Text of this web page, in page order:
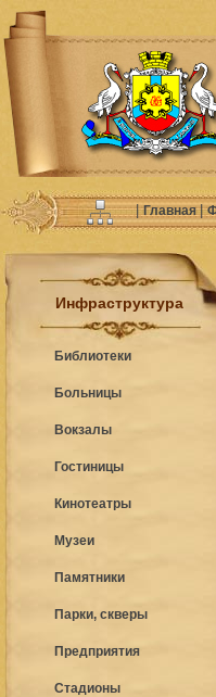
|Главная|
Инфраструктура
Библиотеки
Больницы
Вокзалы
Гостиницы
Кинотеатры
Музеи
Памятники
Парки, скверы
Предприятия
Стадионы